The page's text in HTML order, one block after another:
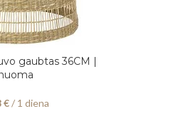
gaubtas 36CM |
€/ 1 diena